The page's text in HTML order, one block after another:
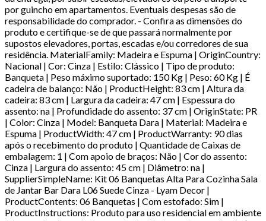
por guincho em apartamentos. Eventuais despesas são de
responsabilidade do comprador. - Confira as dimensões do
produto e certifique-se de que passará normalmente por
supostos elevadores, portas, escadas e/ou corredores de sua
residência. MaterialFamily: Madeira e Espuma | OriginCountry:
Nacional | Cor: Cinza | Estilo: Clássico | Tipo de produto:
Banqueta | Peso máximo suportado: 150 Kg | Peso: 60 Kg | É
cadeira de balanço: Não | ProductHeight: 83 cm | Altura da
cadeira: 83 cm | Largura da cadeira: 47 cm | Espessura do
assento: na | Profundidade do assento: 37 cm | OriginState: PR
| Color: Cinza | Model: Banqueta Dara | Material: Madeira e
Espuma | ProductWidth: 47 cm | ProductWarranty: 90 dias
após o recebimento do produto | Quantidade de Caixas de
embalagem: 1 | Com apoio de braços: Não | Cor do assento:
Cinza | Largura do assento: 45 cm | Diâmetro: na |
SupplierSimpleName: Kit 06 Banquetas Alta Para Cozinha Sala
de Jantar Bar Dara L06 Suede Cinza - Lyam Decor |
ProductContents: 06 Banquetas | Com estofado: Sim |
ProductInstructions: Produto para uso residencial em ambiente